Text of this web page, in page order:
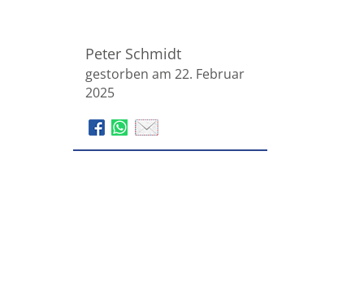
Peter Schmidt
gestorben am 22. Februar
2025